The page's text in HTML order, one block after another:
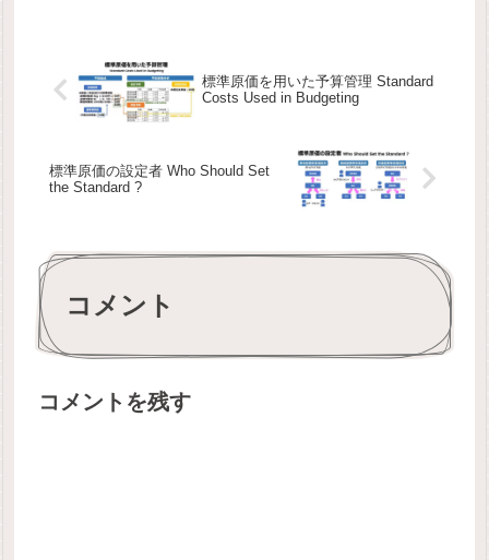
標準原価を用いた予算管理 Standard
Costs Used in Budgeting
標準原価の設定者 Who Should Set
the Standard ?
コメント
コメントを残す